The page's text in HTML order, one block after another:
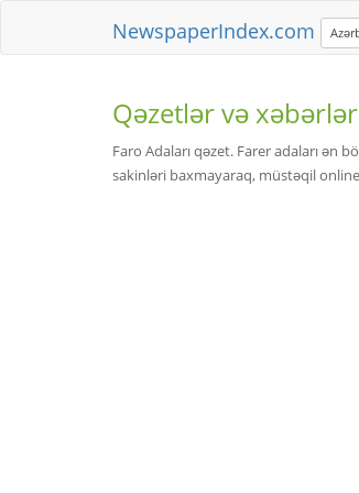
NewspaperIndex.com
Qəzetlər və xəbərlər
Faro Adaları qəzet. Farer adaları ən
sakinləri baxmayaraq, müstəqil